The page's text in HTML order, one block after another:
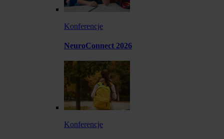
Konferencje
NeuroConnect 2026
Konferencje